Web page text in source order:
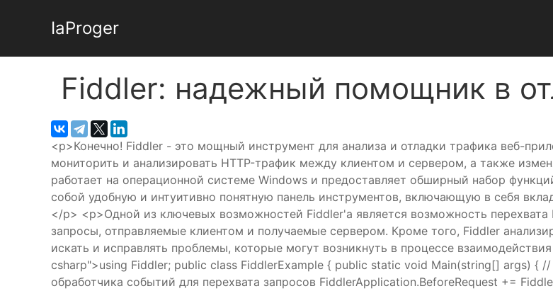
IaProger
Fiddler: надежный помощник в
<p>Конечно! Fiddler - это мощный инструмент для анализа и отладки трафика веб-
мониторить и анализировать HTTP-трафик между клиентом и сервером, а также
работает на операционной системе Windows и предоставляет обширный набор
собой удобную и интуитивно понятную панель инструментов, включающую в себя
</p> <p>Одной из ключевых возможностей Fiddler'а является возможность перехвата
запросы, отправляемые клиентом и получаемые сервером. Кроме того, Fiddler
искать и исправлять проблемы, которые могут возникнуть в процессе
csharp">using Fiddler; public class FiddlerExample { public static void Main(string[] args) {
обработчика событий для перехвата запросов FiddlerApplication.BeforeRequest +=